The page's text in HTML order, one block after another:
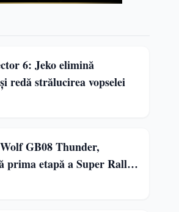
6: Jeko elimină
redă strălucirea vopselei
GB08 Thunder,
prima etapă a Super Rally